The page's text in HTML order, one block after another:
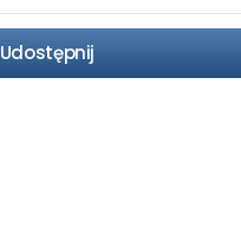
Udostępnij